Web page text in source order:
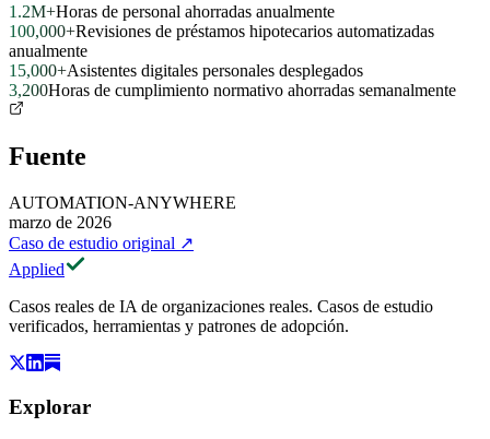
1.2M+Horas de personal ahorradas anualmente
100,000+Revisiones de préstamos hipotecarios automatizadas
anualmente
15,000+Asistentes digitales personales desplegados
3,200Horas de cumplimiento normativo ahorradas semanalmente
Fuente
AUTOMATION-ANYWHERE
marzo de 2026
Caso de estudio original ↗
Applied
Casos reales de IA de organizaciones reales. Casos de estudio
verificados, herramientas y patrones de adopción.
Explorar